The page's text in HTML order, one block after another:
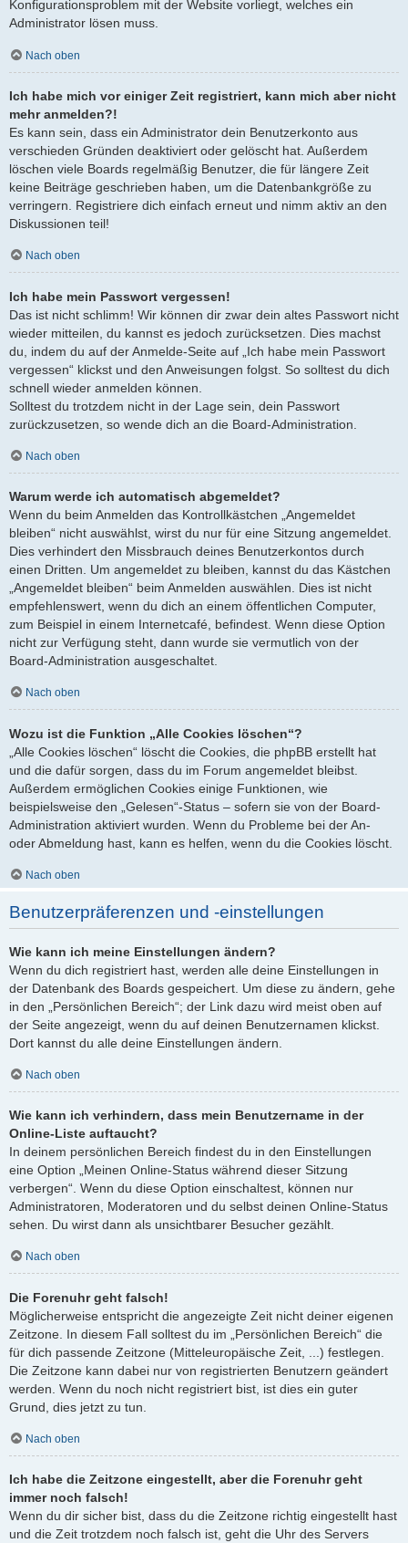
Konfigurationsproblem mit der Website vorliegt, welches ein
Administrator lösen muss.
Nach oben
Ich habe mich vor einiger Zeit registriert, kann mich aber nicht
mehr anmelden?!
Es kann sein, dass ein Administrator dein Benutzerkonto aus
verschieden Gründen deaktiviert oder gelöscht hat. Außerdem
löschen viele Boards regelmäßig Benutzer, die für längere Zeit
keine Beiträge geschrieben haben, um die Datenbankgröße zu
verringern. Registriere dich einfach erneut und nimm aktiv an den
Diskussionen teil!
Nach oben
Ich habe mein Passwort vergessen!
Das ist nicht schlimm! Wir können dir zwar dein altes Passwort nicht
wieder mitteilen, du kannst es jedoch zurücksetzen. Dies machst
du, indem du auf der Anmelde-Seite auf „Ich habe mein Passwort
vergessen“ klickst und den Anweisungen folgst. So solltest du dich
schnell wieder anmelden können.
Solltest du trotzdem nicht in der Lage sein, dein Passwort
zurückzusetzen, so wende dich an die Board-Administration.
Nach oben
Warum werde ich automatisch abgemeldet?
Wenn du beim Anmelden das Kontrollkästchen „Angemeldet
bleiben“ nicht auswählst, wirst du nur für eine Sitzung angemeldet.
Dies verhindert den Missbrauch deines Benutzerkontos durch
einen Dritten. Um angemeldet zu bleiben, kannst du das Kästchen
„Angemeldet bleiben“ beim Anmelden auswählen. Dies ist nicht
empfehlenswert, wenn du dich an einem öffentlichen Computer,
zum Beispiel in einem Internetcafé, befindest. Wenn diese Option
nicht zur Verfügung steht, dann wurde sie vermutlich von der
Board-Administration ausgeschaltet.
Nach oben
Wozu ist die Funktion „Alle Cookies löschen“?
„Alle Cookies löschen“ löscht die Cookies, die phpBB erstellt hat
und die dafür sorgen, dass du im Forum angemeldet bleibst.
Außerdem ermöglichen Cookies einige Funktionen, wie
beispielsweise den „Gelesen“-Status – sofern sie von der Board-
Administration aktiviert wurden. Wenn du Probleme bei der An-
oder Abmeldung hast, kann es helfen, wenn du die Cookies löscht.
Nach oben
Benutzerpräferenzen und -einstellungen
Wie kann ich meine Einstellungen ändern?
Wenn du dich registriert hast, werden alle deine Einstellungen in
der Datenbank des Boards gespeichert. Um diese zu ändern, gehe
in den „Persönlichen Bereich“; der Link dazu wird meist oben auf
der Seite angezeigt, wenn du auf deinen Benutzernamen klickst.
Dort kannst du alle deine Einstellungen ändern.
Nach oben
Wie kann ich verhindern, dass mein Benutzername in der
Online-Liste auftaucht?
In deinem persönlichen Bereich findest du in den Einstellungen
eine Option „Meinen Online-Status während dieser Sitzung
verbergen“. Wenn du diese Option einschaltest, können nur
Administratoren, Moderatoren und du selbst deinen Online-Status
sehen. Du wirst dann als unsichtbarer Besucher gezählt.
Nach oben
Die Forenuhr geht falsch!
Möglicherweise entspricht die angezeigte Zeit nicht deiner eigenen
Zeitzone. In diesem Fall solltest du im „Persönlichen Bereich“ die
für dich passende Zeitzone (Mitteleuropäische Zeit, ...) festlegen.
Die Zeitzone kann dabei nur von registrierten Benutzern geändert
werden. Wenn du noch nicht registriert bist, ist dies ein guter
Grund, dies jetzt zu tun.
Nach oben
Ich habe die Zeitzone eingestellt, aber die Forenuhr geht
immer noch falsch!
Wenn du dir sicher bist, dass du die Zeitzone richtig eingestellt hast
und die Zeit trotzdem noch falsch ist, geht die Uhr des Servers